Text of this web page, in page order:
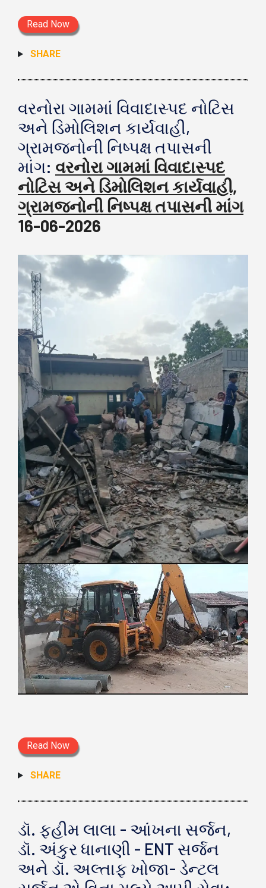
Read Now
SHARE
વરનોરા ગામમાં વિવાદાસ્પદ નોટિસ
અને ડિમોલિશન કાર્યવાહી,
ગ્રામજનોની નિષ્પક્ષ તપાસની
માંગ: વરનોરા ગામમાં વિવાદાસ્પદ
નોટિસ અને ડિમોલિશન કાર્યવાહી,
ગ્રામજનોની નિષ્પક્ષ તપાસની માંગ
16-06-2026
Read Now
SHARE
ડૉ. ફહીમ લાલા - આંખના સર્જન,
ડૉ. અંકુર ધાનાણી - ENT સર્જન
અને ડૉ. અલ્તાફ ખોજા- ડેન્ટલ